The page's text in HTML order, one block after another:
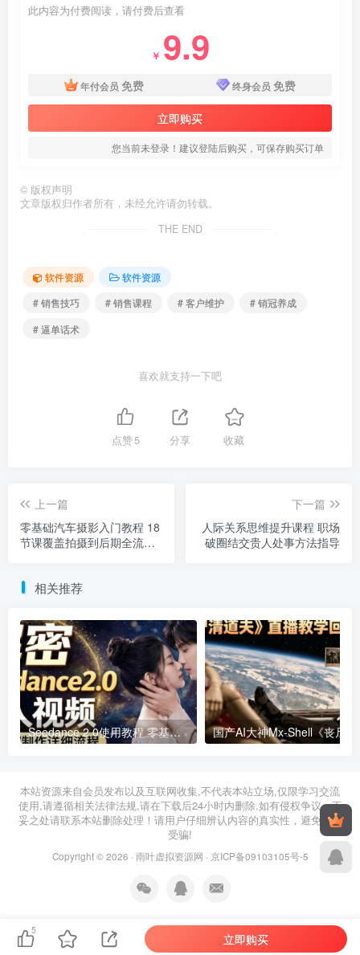
此内容为付费阅读，请付费后查看
￥ 9.9
年付会员 免费 终身会员 免费
立即购买
您当前未登录！建议登陆后购买，可保存购买订单
© 版权声明
文章版权归作者所有，未经允许请勿转载。
THE END
软件资源
软件资源
# 销售技巧
# 销售课程 # 客户维护
# 销冠养成
# 逼单话术
喜欢就支持一下吧
点赞5 分享 收藏
上一篇
零基础汽车摄影入门教程 18
节课覆盖拍摄到后期全流程
下一篇
人际关系思维提升课程 职场
破圈结交贵人处事方法指导
相关推荐
Seedance 2.0使用教程 零基础制作真人MV全流程实操指南
2026年05月03日 2026年05月28日
本站资源来自会员发布以及互联网收集,不代表本站立场,仅限学习交流
使用,请遵循相关法律法规,请在下载后24小时内删除.如有侵权争议、不
妥之处请联系本站删除处理！请用户仔细辨认内容的真实性，避免上当
受骗!
Copyright © 2026 · 雨叶虚拟资源网 · 京ICP备09103105号-5
5
立即购买